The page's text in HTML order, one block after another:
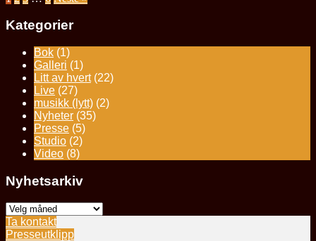
Kategorier
Bok (1)
Galleri (1)
Litt av hvert(22)
Live (27)
musikk (lytt) (2)
Nyheter (35)
Presse (5)
Studio (2)
Video (8)
Nyhetsarkiv
Nyhetsarkiv
Ta kontakt
Presseutklipp